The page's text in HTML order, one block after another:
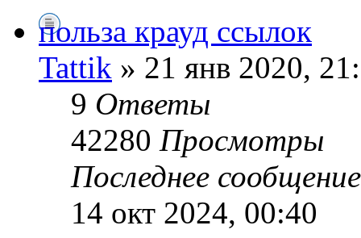
польза крауд ссылок
Tattik » 21 янв 2020,
9 Ответы
42280 Просмотры
Последнее
14 окт 2024, 00:40